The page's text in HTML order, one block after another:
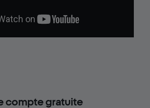
compte gratuite